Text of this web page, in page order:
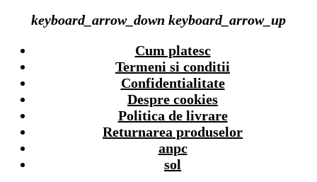
keyboard_arrow_down keyboard_arrow_up
Cum platesc
Termeni si conditii
Confidentialitate
Despre cookies
Politica de livrare
Returnarea produselor
anpc
sol